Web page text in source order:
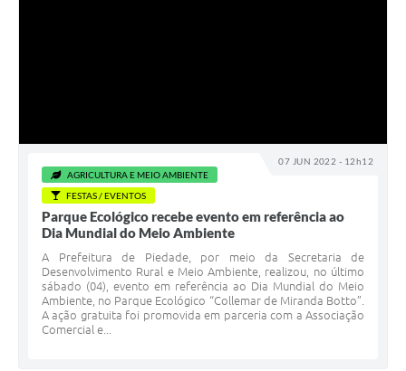
07 JUN 2022 - 12h12
AGRICULTURA E MEIO AMBIENTE
FESTAS / EVENTOS
Parque Ecológico recebe evento em referência ao
Dia Mundial do Meio Ambiente
A Prefeitura de Piedade, por meio da Secretaria de
Desenvolvimento Rural e Meio Ambiente, realizou, no último
sábado (04), evento em referência ao Dia Mundial do Meio
Ambiente, no Parque Ecológico “Collemar de Miranda Botto”.
A ação gratuita foi promovida em parceria com a Associação
Comercial e...